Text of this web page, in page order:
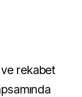
rekabet